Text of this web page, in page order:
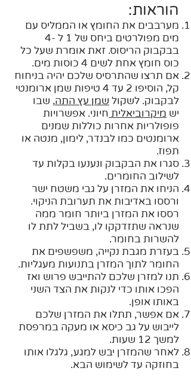
הוראות:
מערבבים את החומץ או הממליס עם
מים מפולרטים ביחס של 1 ל -4
בבקבוק הריסוס. זאת אומרת שעל כל
כוס חומץ אחת לשים 4 כוסות מים.
אם תרצו שהתרסיס שלכם יהיה בניחוח
קל, הוסיפו 2 עד 4 טיפות שמן ארומנטי
לבקבוק. לשקול שמן עץ התה, שבו
יש מיקרוביאלית חיוני. אפשרויות
פופולריות אחרות כוללות שמנים
ארומנטים כמו לבנדר, לימון, מנטה או
תפוז.
סגרו את הבקבוק ונענעו בקלות עד
לשילוב החומרים.
הניחו את המזרן על גבי משטח ישר
ורססו באדיבות את תערובת הניקוי.
רססו את המזרן ביותר חומר ממה
שנראה שתזדקקו לו, בשביל לתת לו
להשרות בחומר.
בעזרת מגבת נקייה, משפשפים את
החומר לתוך המזרן בתנועות מעגליות.
תנו למזרן שלכם להתייבש פרוש ואז
הפכו אותו כדי לנקות את הצד השני
באותו אופן.
אם אפשר, תתלו את המזרן שלכם
לייבוש על גב כיסא או מעקה במרפסת
למשך 12 שעות.
לאחר שהמזרן יבש למגע, גלגלו אותו
בחוזקה עד לשימוש הבא.